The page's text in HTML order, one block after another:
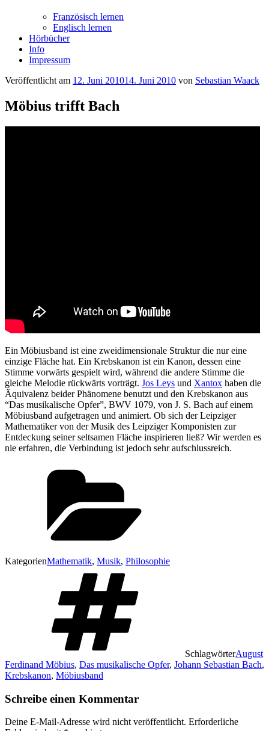
Französisch lernen
Englisch lernen
Hörbücher
Info
Impressum
Veröffentlicht am 12. Juni 201014. Juni 2010 von Sebastian Waack
Möbius trifft Bach
Ein Möbiusband ist eine zweidimensionale Struktur die nur eine
einzige Fläche hat. Ein Krebskanon ist ein Kanon, dessen eine
Stimme vorwärts gespielt wird, während die andere Stimme die
gleiche Melodie rückwärts vorträgt. Jos Leys und Xantox haben die
Äquivalenz beider Phänomene benutzt und den Krebskanon aus
“Das musikalische Opfer”, BWV 1079, von J. S. Bach auf einem
Möbiusband aufgetragen und animiert. Ob sich der Leipziger
Mathematiker von der Musik des Leipziger Komponisten zur
Entdeckung seiner seltsamen Fläche inspirieren ließ? Wir werden es
nie erfahren, die Verbindung ist jedoch sehr aufschlussreich.
KategorienMathematik, Musik, Philosophie
SchlagwörterAugust
Ferdinand Möbius, Das musikalische Opfer, Johann Sebastian Bach,
Krebskanon, Möbiusband
Schreibe einen Kommentar
Deine E-Mail-Adresse wird nicht veröffentlicht. Erforderliche